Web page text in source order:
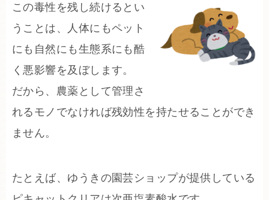
この毒性を残し続けるとい
うことは、人体にもペット
にも自然にも生態系にも酷
く悪影響を及ぼします。
だから、農薬として管理さ
れるモノでなければ残効性を持たせることができ
ません。
たとえば、ゆうきの園芸ショップが提供している